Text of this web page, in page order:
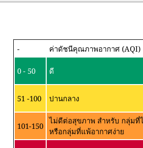
- ค่าดัชนีคุณภาพอากาศ (AQI)
0 - 50 ดี
51 -100 ปานกลาง
101-150
ไม่ดีต่อสุขภาพ สำหรับ กลุ่มที่
หรือกลุ่มที่แพ้อากาศง่าย